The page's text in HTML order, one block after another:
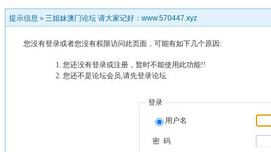
提示信息 » 三姐妹澳门论坛 请大家记好：www.570447.xyz
您没有登录或者您没有权限访问此页面，可能有如下几个原因:
您还没有登录或注册，暂时不能使用此功能!!
您还不是论坛会员,请先登录论坛
登录
用户名
密 码